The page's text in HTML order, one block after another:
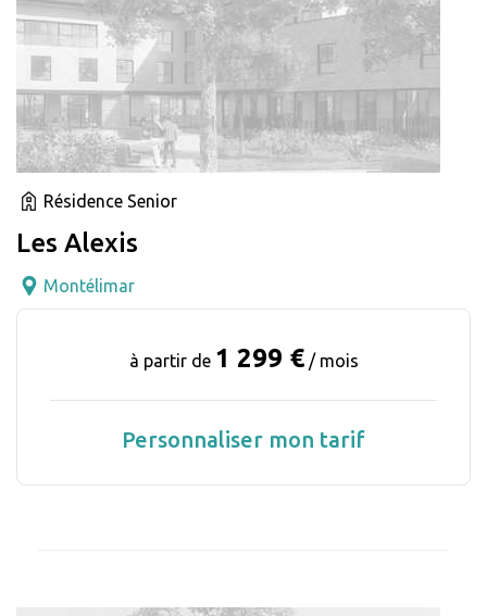
Résidence Senior
Les Alexis
Montélimar
à partir de 1 299 € / mois
Personnaliser mon tarif